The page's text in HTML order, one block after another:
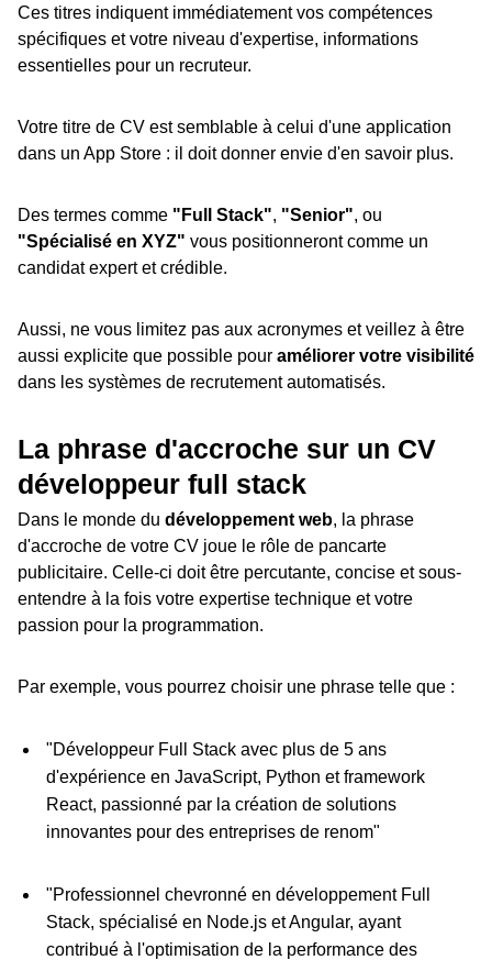
Ces titres indiquent immédiatement vos compétences
spécifiques et votre niveau d'expertise, informations
essentielles pour un recruteur.
Votre titre de CV est semblable à celui d'une application
dans un App Store : il doit donner envie d'en savoir plus.
Des termes comme "Full Stack", "Senior", ou
"Spécialisé en XYZ" vous positionneront comme un
candidat expert et crédible.
Aussi, ne vous limitez pas aux acronymes et veillez à être
aussi explicite que possible pour améliorer votre visibilité
dans les systèmes de recrutement automatisés.
La phrase d'accroche sur un CV
développeur full stack
Dans le monde du développement web, la phrase
d'accroche de votre CV joue le rôle de pancarte
publicitaire. Celle-ci doit être percutante, concise et sous-
entendre à la fois votre expertise technique et votre
passion pour la programmation.
Par exemple, vous pourrez choisir une phrase telle que :
"Développeur Full Stack avec plus de 5 ans
d'expérience en JavaScript, Python et framework
React, passionné par la création de solutions
innovantes pour des entreprises de renom"
"Professionnel chevronné en développement Full
Stack, spécialisé en Node.js et Angular, ayant
contribué à l'optimisation de la performance des